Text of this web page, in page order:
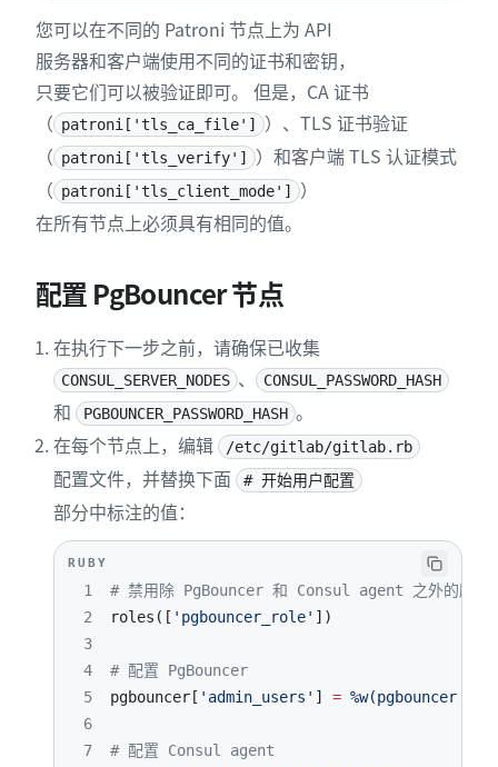
您可以在不同的 Patroni 节点上为 API
服务器和客户端使用不同的证书和密钥，
只要它们可以被验证即可。 但是，CA 证书
（ patroni['tls_ca_file']
）、TLS 证书验证
（ patroni['tls_verify']
）和客户端 TLS 认证模式
（ patroni['tls_client_mode']
）
在所有节点上必须具有相同的值。
配置 PgBouncer 节点
在执行下一步之前，请确保已收集
CONSUL_SERVER_NODES 、 CONSUL_PASSWORD_HASH
和 PGBOUNCER_PASSWORD_HASH 。
在每个节点上，编辑
/etc/gitlab/gitlab.rb
配置文件，并替换下面 # 开始用户配置
部分中标注的值：
RUBY
1
# 禁用除 PgBouncer 和 Consul agent 之外的所有
2
roles ( [ 'pgbouncer_role' ] )
3
4
# 配置 PgBouncer
5
pgbouncer [ 'admin_users' ] = %w(pgbouncer
6
7
# 配置 Consul agent